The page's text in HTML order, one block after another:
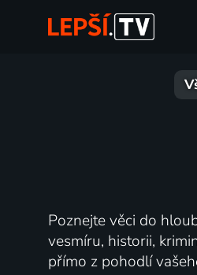
Poznejte věci do
vesmíru, historii,
přímo z pohodlí